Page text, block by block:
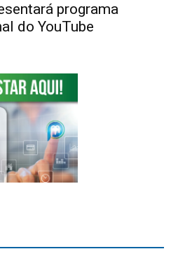
programa
do YouTube